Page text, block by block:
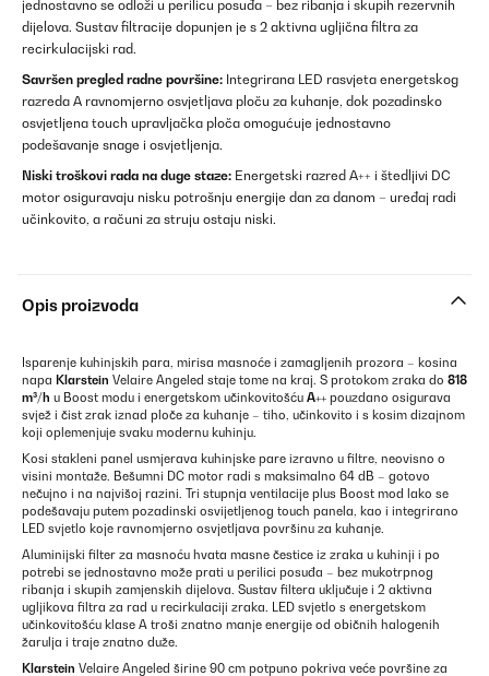
jednostavno se odloži u perilicu posuđa – bez ribanja i skupih rezervnih
dijelova. Sustav filtracije dopunjen je s 2 aktivna ugljična filtra za
recirkulacijski rad.
Savršen pregled radne površine: Integrirana LED rasvjeta energetskog
razreda A ravnomjerno osvjetljava ploču za kuhanje, dok pozadinsko
osvjetljena touch upravljačka ploča omogućuje jednostavno
podešavanje snage i osvjetljenja.
Niski troškovi rada na duge staze: Energetski razred A++ i štedljivi DC
motor osiguravaju nisku potrošnju energije dan za danom – uređaj radi
učinkovito, a računi za struju ostaju niski.
Opis proizvoda
Isparenje kuhinjskih para, mirisa masnoće i zamagljenih prozora – kosina
napa Klarstein Velaire Angeled staje tome na kraj. S protokom zraka do 818
m³/h u Boost modu i energetskom učinkovitošću A++ pouzdano osigurava
svjež i čist zrak iznad ploče za kuhanje – tiho, učinkovito i s kosim dizajnom
koji oplemenjuje svaku modernu kuhinju.
Kosi stakleni panel usmjerava kuhinjske pare izravno u filtre, neovisno o
visini montaže. Bešumni DC motor radi s maksimalno 64 dB – gotovo
nečujno i na najvišoj razini. Tri stupnja ventilacije plus Boost mod lako se
podešavaju putem pozadinski osvijetljenog touch panela, kao i integrirano
LED svjetlo koje ravnomjerno osvjetljava površinu za kuhanje.
Aluminijski filter za masnoću hvata masne čestice iz zraka u kuhinji i po
potrebi se jednostavno može prati u perilici posuđa – bez mukotrpnog
ribanja i skupih zamjenskih dijelova. Sustav filtera uključuje i 2 aktivna
ugljikova filtra za rad u recirkulaciji zraka. LED svjetlo s energetskom
učinkovitošću klase A troši znatno manje energije od običnih halogenih
žarulja i traje znatno duže.
Klarstein Velaire Angeled širine 90 cm potpuno pokriva veće površine za